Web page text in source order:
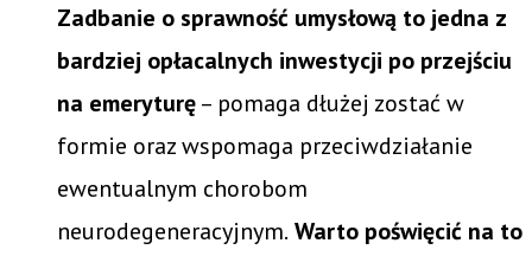
Zadbanie o sprawność umysłową to jedna z
bardziej opłacalnych inwestycji po przejściu
na emeryturę– pomaga dłużej zostać w
formie oraz wspomaga przeciwdziałanie
ewentualnym chorobom
neurodegeneracyjnym. Warto poświęcić na to